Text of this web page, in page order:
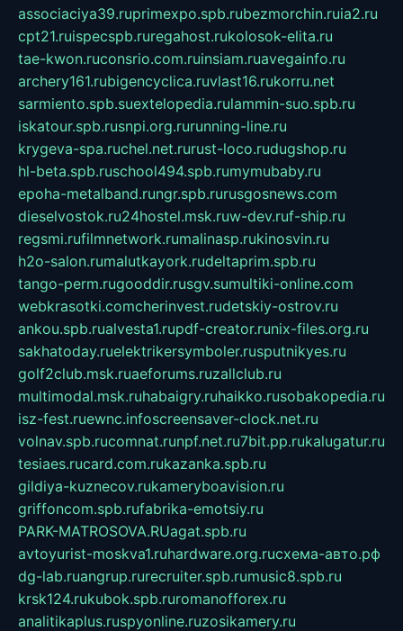
associaciya39.ruprimexpo.spb.rubezmorchin.ruia2.ru
cpt21.ruispecspb.ruregahost.rukolosok-elita.ru
tae-kwon.ruconsrio.com.ruinsiam.ruavegainfo.ru
archery161.rubigencyclica.ruvlast16.rukorru.net
sarmiento.spb.suextelopedia.rulammin-suo.spb.ru
iskatour.spb.rusnpi.org.rurunning-line.ru
krygeva-spa.ruchel.net.rurust-loco.rudugshop.ru
hl-beta.spb.ruschool494.spb.rumymubaby.ru
epoha-metalband.rungr.spb.rurusgosnews.com
dieselvostok.ru24hostel.msk.ruw-dev.ruf-ship.ru
regsmi.rufilmnetwork.rumalinasp.rukinosvin.ru
h2o-salon.rumalutkayork.rudeltaprim.spb.ru
tango-perm.rugooddir.rusgv.sumultiki-online.com
webkrasotki.comcherinvest.rudetskiy-ostrov.ru
ankou.spb.rualvesta1.rupdf-creator.runix-files.org.ru
sakhatoday.ruelektrikersymboler.rusputnikyes.ru
golf2club.msk.ruaeforums.ruzallclub.ru
multimodal.msk.ruhabaigry.ruhaikko.rusobakopedia.ru
isz-fest.ruewnc.infoscreensaver-clock.net.ru
volnav.spb.rucomnat.runpf.net.ru7bit.pp.rukalugatur.ru
tesiaes.rucard.com.rukazanka.spb.ru
gildiya-kuznecov.rukameryboavision.ru
griffoncom.spb.rufabrika-emotsiy.ru
PARK-MATROSOVA.RUagat.spb.ru
avtoyurist-moskva1.ruhardware.org.ruсхема-авто.рф
dg-lab.ruangrup.rurecruiter.spb.rumusic8.spb.ru
krsk124.rukubok.spb.ruromanofforex.ru
analitikaplus.ruspyonline.ruzosikamery.ru